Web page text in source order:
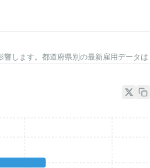
します。都道府県別の最新雇用データは